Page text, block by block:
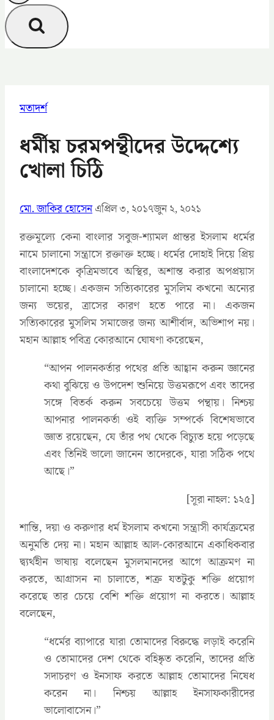
মতাদর্শ
ধর্মীয় চরমপন্থীদের উদ্দেশ্যে
খোলা চিঠি
মো. জাকির হোসেনএপ্রিল ৩, ২০১৭জুন ২, ২০২১
রক্তমূল্যে কেনা বাংলার সবুজ-শ্যামল প্রান্তর ইসলাম ধর্মের
নামে চালানো সন্ত্রাসে রক্তাক্ত হচ্ছে। ধর্মের দোহাই দিয়ে প্রিয়
বাংলাদেশকে কৃত্রিমভাবে অস্থির, অশান্ত করার অপপ্রয়াস
চালানো হচ্ছে। একজন সত্যিকারের মুসলিম কখনো অন্যের
জন্য ভয়ের, ত্রাসের কারণ হতে পারে না। একজন
সত্যিকারের মুসলিম সমাজের জন্য আশীর্বাদ, অভিশাপ নয়।
মহান আল্লাহ পবিত্র কোরআনে ঘোষণা করেছেন,
‍“আপন পালনকর্তার পথের প্রতি আহ্বান করুন জ্ঞানের
কথা বুঝিয়ে ও উপদেশ শুনিয়ে উত্তমরূপে এবং তাদের
সঙ্গে বিতর্ক করুন সবচেয়ে উত্তম পন্থায়। নিশ্চয়
আপনার পালনকর্তা ওই ব্যক্তি সম্পর্কে বিশেষভাবে
জ্ঞাত রয়েছেন, যে তাঁর পথ থেকে বিচ্যুত হয়ে পড়েছে
এবং তিনিই ভালো জানেন তাদেরকে, যারা সঠিক পথে
আছে।”
[সূরা নাহল: ১২৫]
শান্তি, দয়া ও করুণার ধর্ম ইসলাম কখনো সন্ত্রাসী কার্যক্রমের
অনুমতি দেয় না। মহান আল্লাহ আল-কোরআনে একাধিকবার
দ্ব্যর্থহীন ভাষায় বলেছেন মুসলমানদের আগে আক্রমণ না
করতে, আগ্রাসন না চালাতে, শত্রু যতটুকু শক্তি প্রয়োগ
করেছে তার চেয়ে বেশি শক্তি প্রয়োগ না করতে। আল্লাহ
বলেছেন,
‍“ধর্মের ব্যাপারে যারা তোমাদের বিরুদ্ধে লড়াই করেনি
ও তোমাদের দেশ থেকে বহিষ্কৃত করেনি, তাদের প্রতি
সদাচরণ ও ইনসাফ করতে আল্লাহ তোমাদের নিষেধ
করেন না। নিশ্চয় আল্লাহ ইনসাফকারীদের
ভালোবাসেন।”